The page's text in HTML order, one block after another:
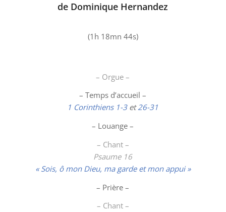
de Dominique Hernandez
(1h 18mn 44s)
– Orgue –
– Temps d’accueil –
1 Corinthiens 1-3et26-31
– Louange–
– Chant –
Psaume 16
« Sois, ô mon Dieu, ma garde et mon appui »
– Prière –
– Chant –